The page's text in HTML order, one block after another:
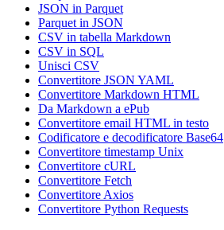
JSON in Parquet
Parquet in JSON
CSV in tabella Markdown
CSV in SQL
Unisci CSV
Convertitore JSON YAML
Convertitore Markdown HTML
Da Markdown a ePub
Convertitore email HTML in testo
Codificatore e decodificatore Base64
Convertitore timestamp Unix
Convertitore cURL
Convertitore Fetch
Convertitore Axios
Convertitore Python Requests